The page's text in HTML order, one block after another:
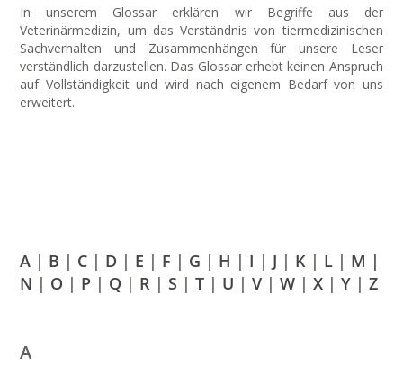
In unserem Glossar erklären wir Begriffe aus der
Veterinärmedizin, um das Verständnis von tiermedizinischen
Sachverhalten und Zusammenhängen für unsere Leser
verständlich darzustellen. Das Glossar erhebt keinen Anspruch
auf Vollständigkeit und wird nach eigenem Bedarf von uns
erweitert.
A | B | C | D | E | F | G | H | I | J | K | L | M |
N | O | P | Q | R |S |T | U |V |W |X |Y |Z
A